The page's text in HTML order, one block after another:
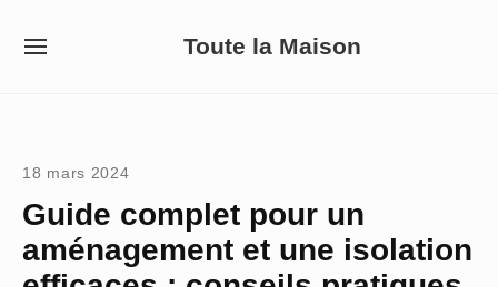
Toute la Maison
SITE
18 mars 2024
Guide complet pour un
aménagement et une isolation